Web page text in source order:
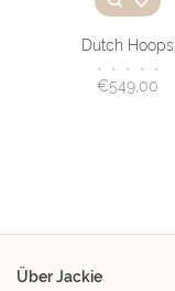
Dutch Hoops
• • • • •
€549,00
Über Jackie